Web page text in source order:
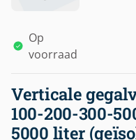
Op
voorraad
Verticale
100-200-300-
5000 liter